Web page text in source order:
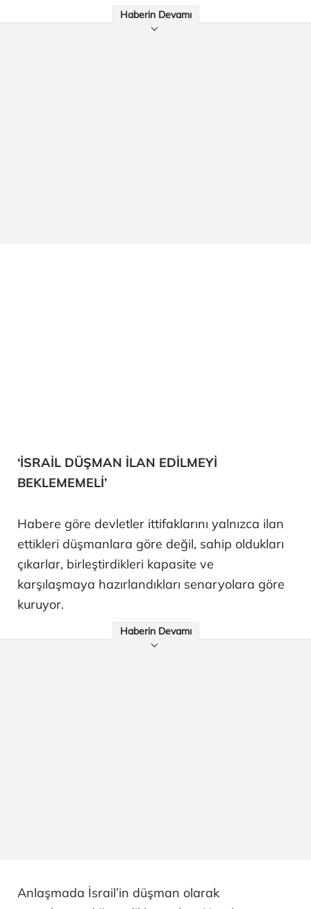
Haberin Devamı
‘İSRAİL DÜŞMAN İLAN EDİLMEYİ
BEKLEMEMELİ’
Habere göre devletler ittifaklarını yalnızca ilan
ettikleri düşmanlara göre değil, sahip oldukları
çıkarlar, birleştirdikleri kapasite ve
karşılaşmaya hazırlandıkları senaryolara göre
kuruyor.
Haberin Devamı
Anlaşmada İsrail’in düşman olarak